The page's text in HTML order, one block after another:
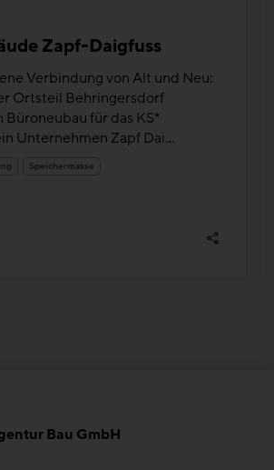
Zapf-Daigfuss
Verbindung von Alt und Neu:
Ortsteil Behringersdorf
Büroneubau für das KS*
Unternehmen Zapf Dai...
Speichermasse
Bau GmbH